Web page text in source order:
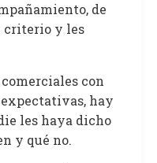
de
criterio y les
con
hay
les haya dicho
y qué no.